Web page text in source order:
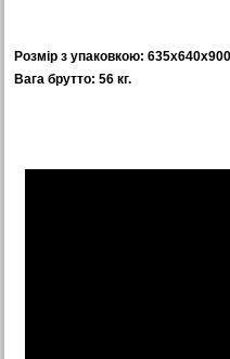
Розмір з упаковкою:
Вага брутто: 56 кг.